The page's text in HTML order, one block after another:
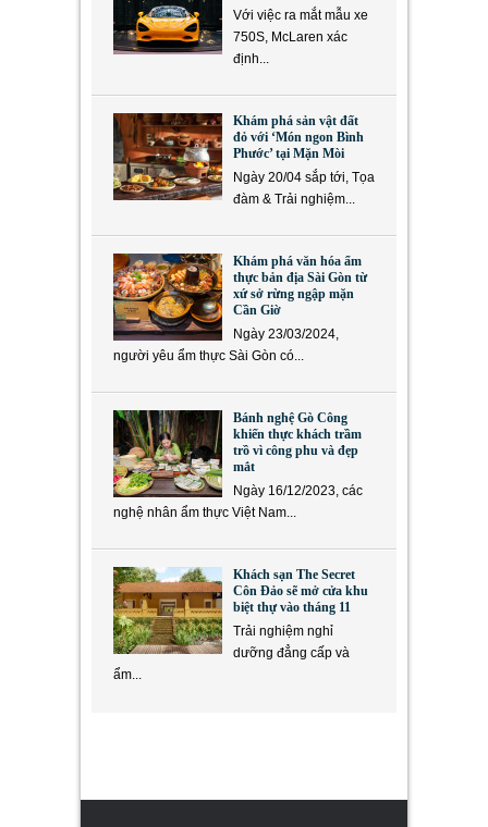
Với việc ra mắt mẫu xe
750S, McLaren xác
định...
Khám phá sản vật đất
đỏ với ‘Món ngon Bình
Phước’ tại Mặn Mòi
Ngày 20/04 sắp tới, Tọa
đàm & Trải nghiệm...
Khám phá văn hóa ẩm
thực bản địa Sài Gòn từ
xứ sở rừng ngập mặn
Cần Giờ
Ngày 23/03/2024,
người yêu ẩm thực Sài Gòn có...
Bánh nghệ Gò Công
khiến thực khách trầm
trồ vì công phu và đẹp
mắt
Ngày 16/12/2023, các
nghệ nhân ẩm thực Việt Nam...
Khách sạn The Secret
Côn Đảo sẽ mở cửa khu
biệt thự vào tháng 11
Trải nghiệm nghỉ
dưỡng đẳng cấp và
ẩm...